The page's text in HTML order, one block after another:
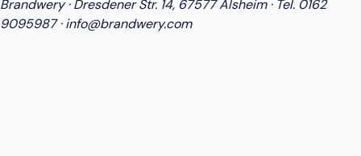
Brandwery · Dresdener Str. 14, 67577 Alsheim · Tel. 0162
9095987·info@brandwery.com